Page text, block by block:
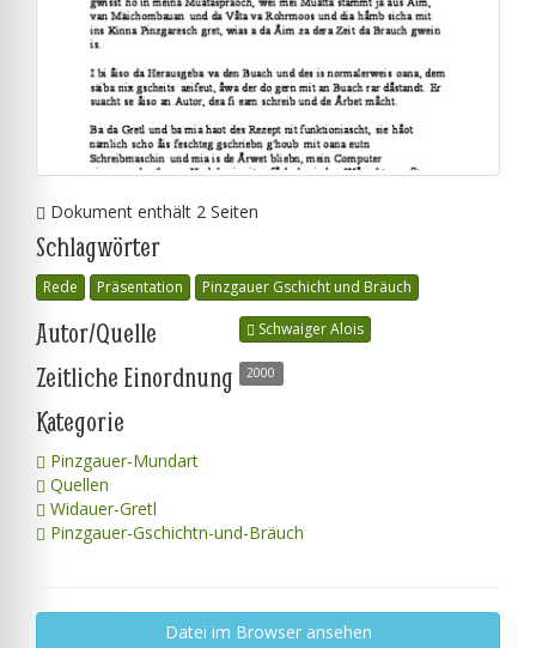
Dokument enthält 2 Seiten
Schlagwörter
Rede Präsentation Pinzgauer Gschicht und Bräuch
Autor/Quelle Schwaiger Alois
Zeitliche Einordnung 2000
Kategorie
Pinzgauer-Mundart
Quellen
Widauer-Gretl
Pinzgauer-Gschichtn-und-Bräuch
Datei im Browser ansehen